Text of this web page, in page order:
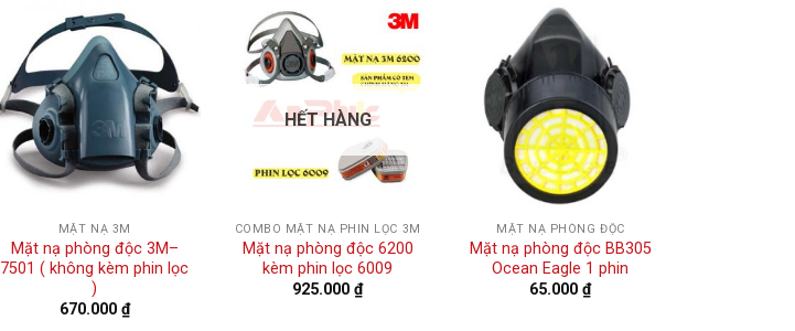
MẶT NẠ 3M
Mặt nạ phòng độc 3M–
7501 ( không kèm phin lọc
)
670.000 ₫
HẾT HÀNG
COMBO MẶT NẠ PHIN LỌC 3M
Mặt nạ phòng độc 6200
kèm phin lọc 6009
925.000₫
MẶT NẠ PHÒNG ĐỘC
Mặt nạ phòng độc BB305
Ocean Eagle 1 phin
65.000₫